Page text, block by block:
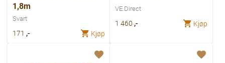
1,8m
Svart
171 ,- Kjøp
VE.Direct
1 460 ,- Kjøp